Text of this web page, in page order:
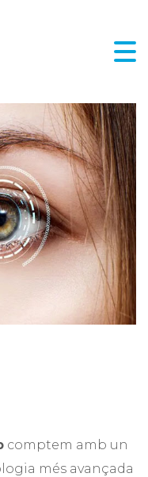
comptem amb un
més avançada